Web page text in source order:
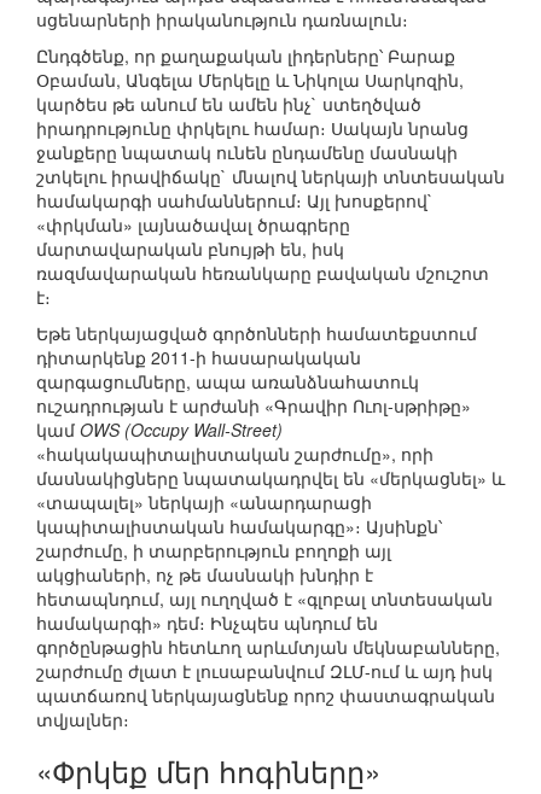
սցենարների իրականություն դառնալուն։
Ընդգծենք, որ քաղաքական լիդերները՝ Բարաք
Օբաման, Անգելա Մերկելը և Նիկոլա Սարկոզին,
կարծես թե անում են ամեն ինչ` ստեղծված
իրադրությունը փրկելու համար։ Սակայն նրանց
ջանքերը նպատակ ունեն ընդամենը մասնակի
շտկելու իրավիճակը` մնալով ներկայի տնտեսական
համակարգի սահմաններում։ Այլ խոսքերով`
«փրկման» լայնածավալ ծրագրերը
մարտավարական բնույթի են, իսկ
ռազմավարական հեռանկարը բավական մշուշոտ
է։
Եթե ներկայացված գործոնների համատեքստում
դիտարկենք 2011-ի հասարակական
զարգացումները, ապա առանձնահատուկ
ուշադրության է արժանի «Գրավիր Ուոլ-սթրիթը»
կամ OWS (Occupy Wall-Street)
«հակակապիտալիստական շարժումը», որի
մասնակիցները նպատակադրվել են «մերկացնել» և
«տապալել» ներկայի «անարդարացի
կապիտալիստական համակարգը»։ Այսինքն՝
շարժումը, ի տարբերություն բողոքի այլ
ակցիաների, ոչ թե մասնակի խնդիր է
հետապնդում, այլ ուղղված է «գլոբալ տնտեսական
համակարգի» դեմ։ Ինչպես պնդում են
գործընթացին հետևող արևմտյան մեկնաբանները,
շարժումը ժլատ է լուսաբանվում ԶԼՄ-ում և այդ իսկ
պատճառով ներկայացնենք որոշ փաստագրական
տվյալներ։
«Փրկեք մեր հոգիները»